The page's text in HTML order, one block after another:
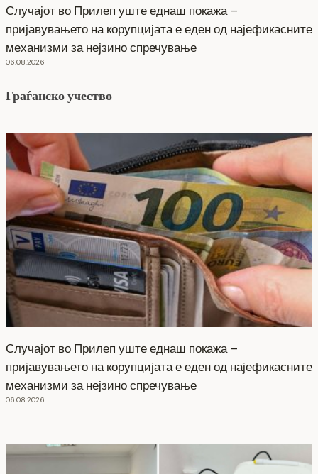
Случајот во Прилеп уште еднаш покажа –
пријавувањето на корупцијата е еден од најефикасните
механизми за нејзино спречување
06.08.2026
Граѓанско учество
Случајот во Прилеп уште еднаш покажа –
пријавувањето на корупцијата е еден од најефикасните
механизми за нејзино спречување
06.08.2026